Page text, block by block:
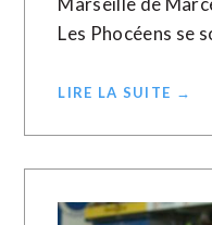
Les Phocéens se
LIRE LA SUITE →